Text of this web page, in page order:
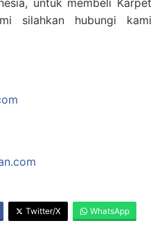
silahkan hubungi kami
Twitter/X WhatsApp